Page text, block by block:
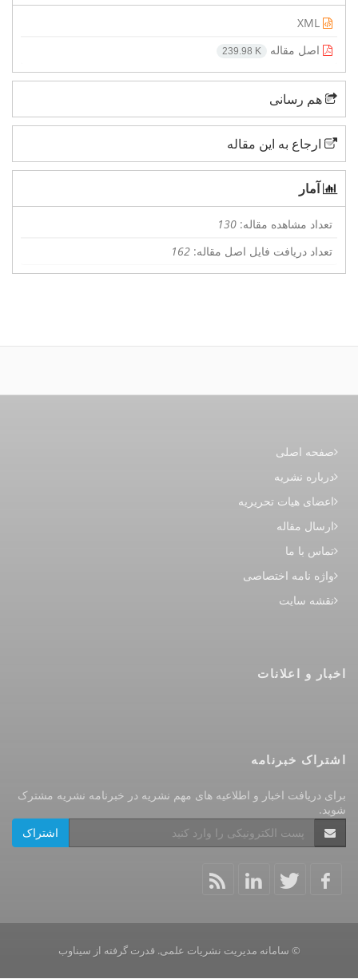
اصل مقاله
239.98 K
هم رسانی
ارجاع به این مقاله
آمار
تعداد مشاهده مقاله: 130
تعداد دریافت فایل اصل مقاله: 162
صفحه اصلی
درباره نشریه
اعضای هیات تحریریه
ارسال مقاله
تماس با ما
واژه نامه اختصاصی
نقشه سایت
اخبار و اعلانات
اشتراک خبرنامه
برای دریافت اخبار و اطلاعیه های مهم نشریه در خبرنامه نشریه مشترک
شوید.
اشتراک
© سامانه مدیریت نشریات علمی.قدرت گرفته از سیناوب